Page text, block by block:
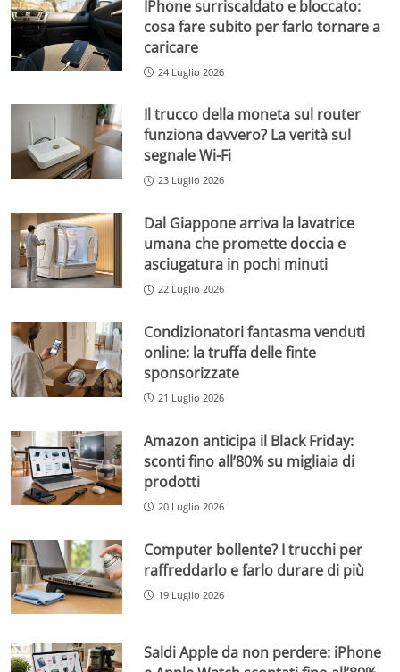
IPhone surriscaldato e bloccato:
cosa fare subito per farlo tornare a
caricare
24 Luglio 2026
Il trucco della moneta sul router
funziona davvero? La verità sul
segnale Wi-Fi
23 Luglio 2026
Dal Giappone arriva la lavatrice
umana che promette doccia e
asciugatura in pochi minuti
22 Luglio 2026
Condizionatori fantasma venduti
online: la truffa delle finte
sponsorizzate
21 Luglio 2026
Amazon anticipa il Black Friday:
sconti fino all’80% su migliaia di
prodotti
20 Luglio 2026
Computer bollente? I trucchi per
raffreddarlo e farlo durare di più
19 Luglio 2026
Saldi Apple da non perdere: iPhone